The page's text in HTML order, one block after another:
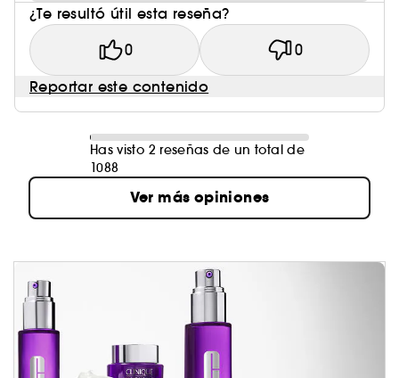
¿Te resultó útil esta reseña?
0 0
Reportar este contenido
Has visto 2 reseñas de un total de
1088
Ver más opiniones